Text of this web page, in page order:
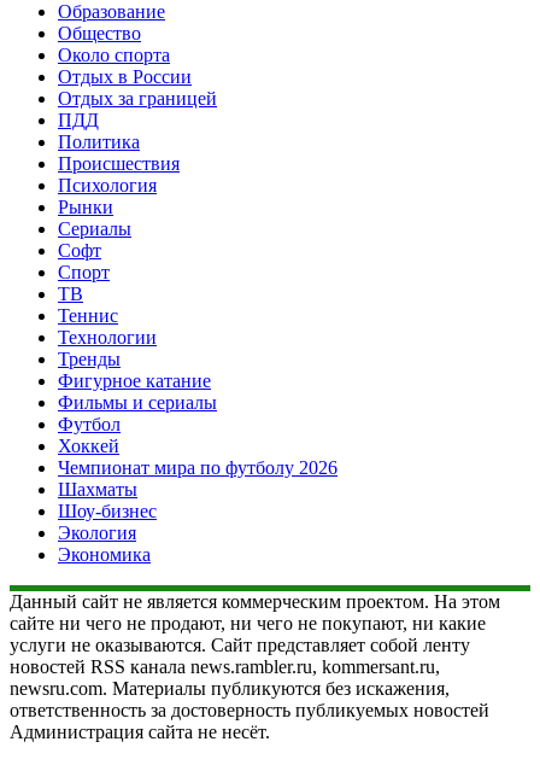
Образование
Общество
Около спорта
Отдых в России
Отдых за границей
ПДД
Политика
Происшествия
Психология
Рынки
Сериалы
Софт
Спорт
ТВ
Теннис
Технологии
Тренды
Фигурное катание
Фильмы и сериалы
Футбол
Хоккей
Чемпионат мира по футболу 2026
Шахматы
Шоу-бизнес
Экология
Экономика
Данный сайт не является коммерческим проектом. На этом
сайте ни чего не продают, ни чего не покупают, ни какие
услуги не оказываются. Сайт представляет собой ленту
новостей RSS канала news.rambler.ru, kommersant.ru,
newsru.com. Материалы публикуются без искажения,
ответственность за достоверность публикуемых новостей
Администрация сайта не несёт.